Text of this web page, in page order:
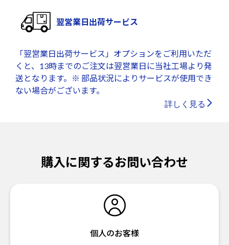
翌営業日出荷サービス
「翌営業日出荷サービス」オプションをご利用いただ
くと、13時までのご注文は翌営業日に当社工場より発
送となります。※ 部品状況によりサービスが使用でき
ない場合がございます。
詳しく見る
購入に関するお問い合わせ
個人のお客様